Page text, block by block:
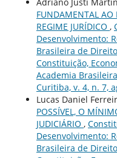
Adriano Justi
FUNDAMENTAL AO
REGIME JURÍDICO ,
Desenvolvimento:
Brasileira de
Constituição,
Academia
Curitiba, v. 4, n. 7,
Lucas Daniel
POSSÍVEL, O
JUDICIÁRIO ,
Desenvolvimento:
Brasileira de